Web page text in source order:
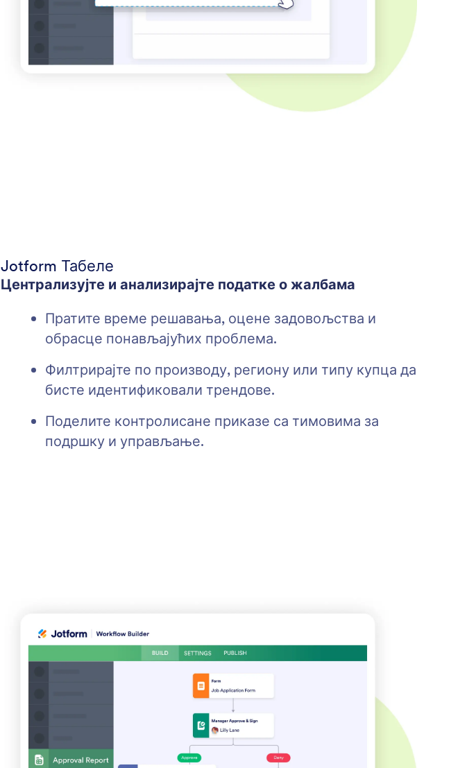
Jotform Табеле
Централизујте и анализирајте податке о жалбама
Пратите време решавања, оцене задовољства и
обрасце понављајућих проблема.
Филтрирајте по производу, региону или типу купца да
бисте идентификовали трендове.
Поделите контролисане приказе са тимовима за
подршку и управљање.